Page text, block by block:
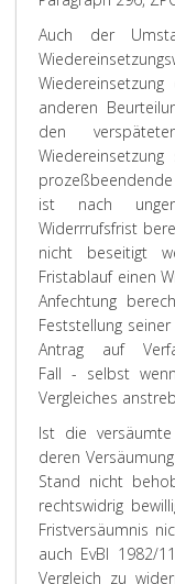
Auch der
anderen
den
ist nach
Widerrrufsfrist
nicht beseitigt
Fristablauf einen
Anfechtung
Feststellung
Antrag auf
Fall - selbst
Vergleiches
Ist die
deren
Stand nicht
rechtswidrig
Fristversäumnis
auch EvBl 1982/
Vergleich zu